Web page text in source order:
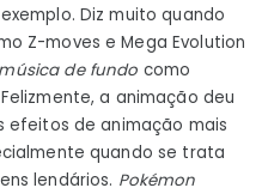
Diz muito quando
Z-moves e Mega Evolution
música de fundo como
a animação deu
efeitos de animação mais
quando se trata
lendários. Pokémon